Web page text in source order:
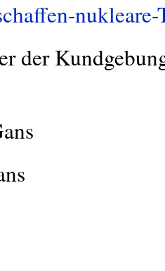
der